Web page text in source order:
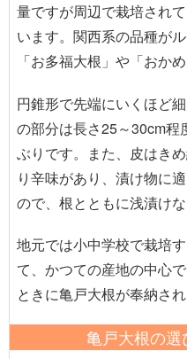
量ですが周辺で栽培されて
います。関西系の品種が
「お多福大根」や「おか
円錐形で先端にいくほど
の部分は長さ25～30cm
ぶりです。また、皮はき
り辛味があり、漬け物に
ので、根とともに浅漬けな
地元では小中学校で栽培
て、かつての産地の中心
ときに亀戸大根が奉納され
亀戸大根の選